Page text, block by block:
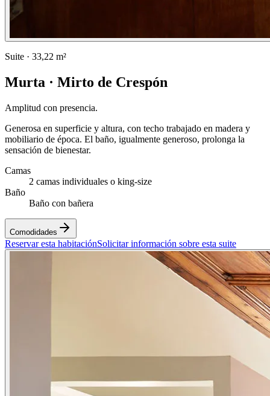
Suite · 33,22 m²
Murta · Mirto de Crespón
Amplitud con presencia.
Generosa en superficie y altura, con techo trabajado en madera y
mobiliario de época. El baño, igualmente generoso, prolonga la
sensación de bienestar.
Camas
2 camas individuales o king-size
Baño
Baño con bañera
Comodidades
Reservar esta habitaciónSolicitar información sobre esta suite